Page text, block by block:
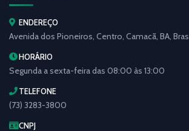
ENDEREÇO
Avenida dos Pioneiros, Centro, Camacã, BA,
HORÁRIO
Segunda a sexta-feira das 08:00 às 13:00
TELEFONE
(73) 3283-3800
CNPJ